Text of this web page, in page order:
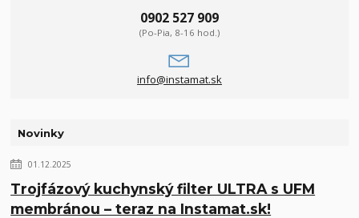
0902 527 909
(Po-Pia, 8-16 hod.)
info@instamat.sk
Novinky
01.12.2025
Trojfázový kuchynský filter ULTRA s UFM
membránou – teraz na Instamat.sk!